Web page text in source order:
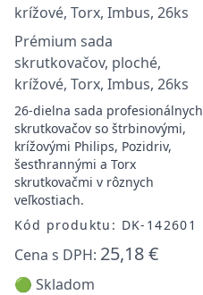
Prémium sada
skrutkovačov, ploché,
krížové, Torx, Imbus, 26ks
26-dielna sada profesionálnych
skrutkovačov so štrbinovými,
krížovými Philips, Pozidriv,
šesťhrannými a Torx
skrutkovačmi v rôznych
veľkostiach.
Kód produktu: DK-142601
Cena s DPH: 25,18 €
🟢 Skladom